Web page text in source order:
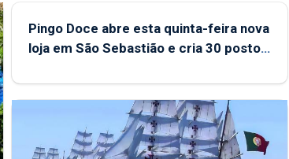
Pingo Doce abre esta quinta-feira nova
loja em São Sebastião e cria 30 postos